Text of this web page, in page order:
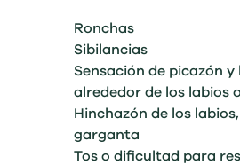
Ronchas
Sibilancias
Sensación de picazón
alrededor de los labios
Hinchazón de los
garganta
Tos o dificultad para